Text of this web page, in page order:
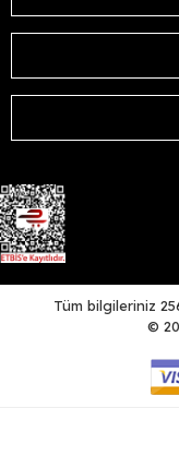
Tüm bilgileriniz
©